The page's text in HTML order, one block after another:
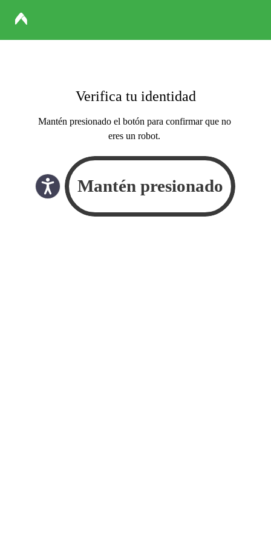
Verifica tu identidad
Mantén presionado el botón para confirmar que no
eres un robot.